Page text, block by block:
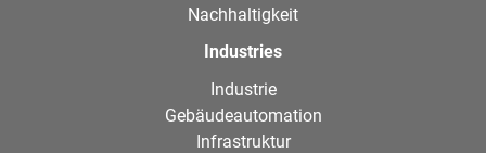
Nachhaltigkeit
Industries
Industrie
Gebäudeautomation
Infrastruktur